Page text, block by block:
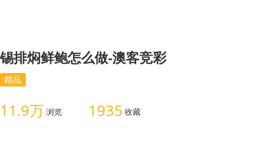
锡排焖鲜鲍怎么做-澳客竞彩
精品
11.9万 浏览 1935 收藏